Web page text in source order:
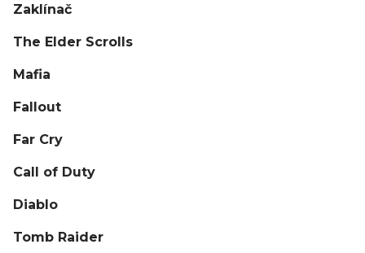
Zaklínač
The Elder Scrolls
Mafia
Fallout
Far Cry
Call of Duty
Diablo
Tomb Raider